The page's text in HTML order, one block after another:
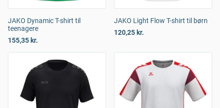
JAKO Dynamic T-shirt til
teenagere
155,35 kr.
JAKO Light Flow T-shirt til børn
120,25 kr.